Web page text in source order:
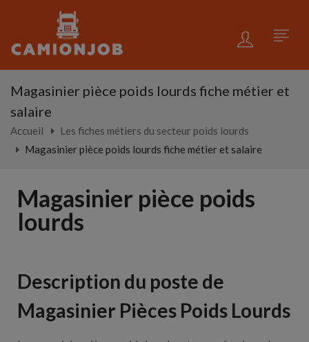
Magasinier pièce poids lourds fiche métier et
salaire
Accueil
Les fiches métiers du secteur poids lourds
Magasinier pièce poids lourds fiche métier et salaire
Magasinier pièce poids
lourds
Description du poste de
Magasinier Pièces Poids Lourds